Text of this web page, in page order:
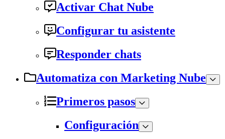
Activar Chat Nube
Configurar tu asistente
Responder chats
Automatiza con Marketing Nube
Primeros pasos
Configuración